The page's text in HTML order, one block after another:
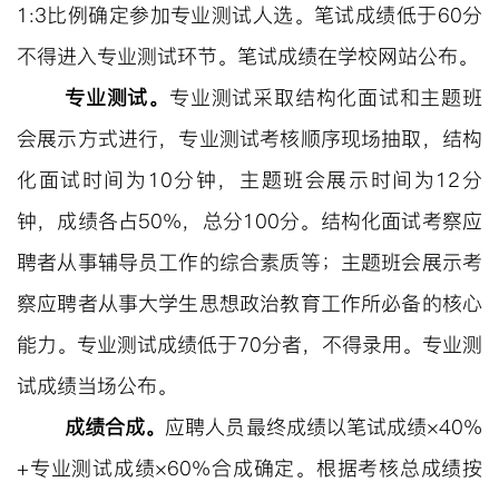
1 :3比例确定参加专业测试人选。笔试成绩低于60分
不得进入专业测试环节。笔试成绩在学校网站公布。
专业测试。 专业测试采取结构化面试和主题班
会展示方式进行， 专业测试考核顺序现场抽取， 结构
化面试时间 为 10分钟， 主题班会展示时间为 12分
钟， 成绩各占50%， 总分100分。 结构化面试考察应
聘者从事辅导员工作的综合素质等； 主题班会展示考
察应聘者从事大学生思想政治教育工作所必备的核心
能力。 专业测试成绩低于70分者，不得录用。专业测
试成绩当场公布。
成绩合成。 应聘人员最终成绩以笔试成绩×40%
+专业测试成绩×60%合成确定。根据考核总成绩按